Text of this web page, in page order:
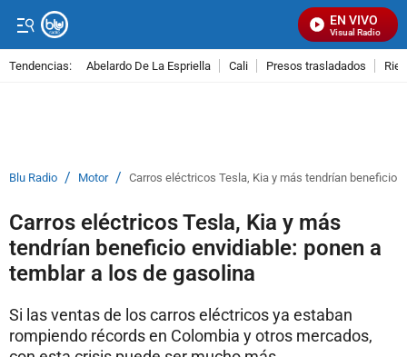
EN VIVO
Señal Visual Radio
Tendencias: Abelardo De La Espriella Cali Presos trasladados
Blu Radio / Motor / Carros eléctricos Tesla, Kia y más tendrían beneficio
Carros eléctricos Tesla, Kia y más
tendrían beneficio envidiable: ponen a
temblar a los de gasolina
Si las ventas de los carros eléctricos ya estaban
rompiendo récords en Colombia y otros mercados,